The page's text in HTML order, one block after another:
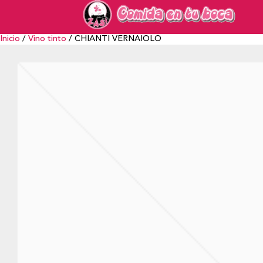
Inicio / Vino tinto / CHIANTI VERNAIOLO